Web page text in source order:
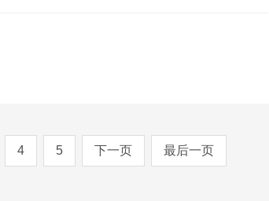
4 5 下一页 最后一页